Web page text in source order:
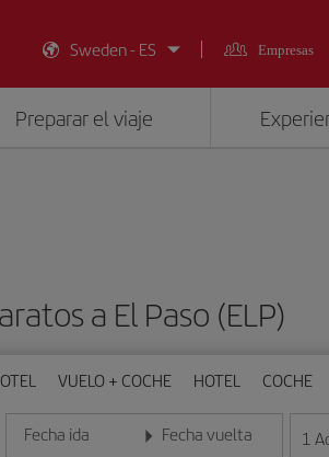
Sweden - ES
Empresas
Preparar el viaje
a El Paso (ELP)
VUELO + COCHE HOTEL COCHE
Fecha ida
Introduce la fecha en formato día/mes/año
Fecha vuelta
Introduce la fecha en 1